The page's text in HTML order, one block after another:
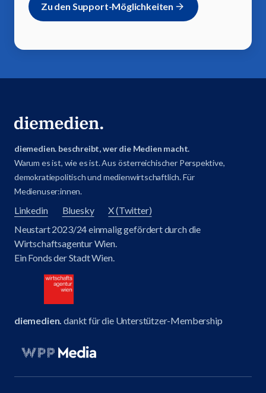
Zu den Support-Möglichkeiten
diemedien. beschreibt, wer die Medien macht.
Warum es ist, wie es ist. Aus österreichischer Perspektive,
demokratiepolitisch und medienwirtschaftlich. Für
Medienuser:innen.
Linkedin Bluesky
X (Twitter)
Neustart 2023/24 einmalig gefördert durch die
Wirtschaftsagentur Wien.
Ein Fonds der Stadt Wien.
diemedien. dankt für die Unterstützer-Membership